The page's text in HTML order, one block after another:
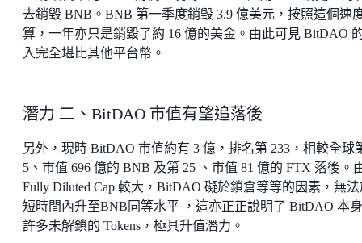
去銷毀 BNB。BNB 第一季度銷毀 3.9 億美元，按照這個速
算，一年亦只是銷毀了約 16 億的美金。由此可見 BitDAO
入完全堪比其他平台幣。
潛力 二、BitDAO 市值有望追落後
另外，現時 BitDAO 市值約有 3 億，排名第 233，相較全球
5、市值 696 億的 BNB 及第 25 、市值 81 億的 FTX 落後。
Fully Diluted Cap 較大，BitDAO 礙於鎖倉等等的因素，無
短時間內升至BNB同等水平 ，這亦正正說明了 BitDAO 本
許多未解鎖的 Tokens，極具升值潛力。